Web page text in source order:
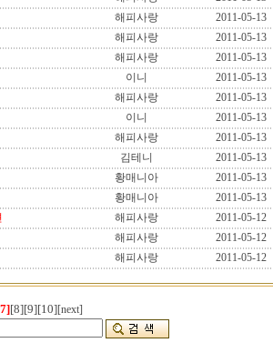
해피사랑 2011-05-13
해피사랑 2011-05-13
해피사랑 2011-05-13
이니 2011-05-13
해피사랑 2011-05-13
이니 2011-05-13
해피사랑 2011-05-13
김테니 2011-05-13
황매니아 2011-05-13
황매니아 2011-05-13
해피사랑 2011-05-12
해피사랑 2011-05-12
해피사랑 2011-05-12
[8][9][10][next]